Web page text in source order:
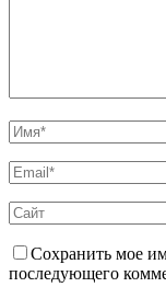
Сохранить мое
последующего